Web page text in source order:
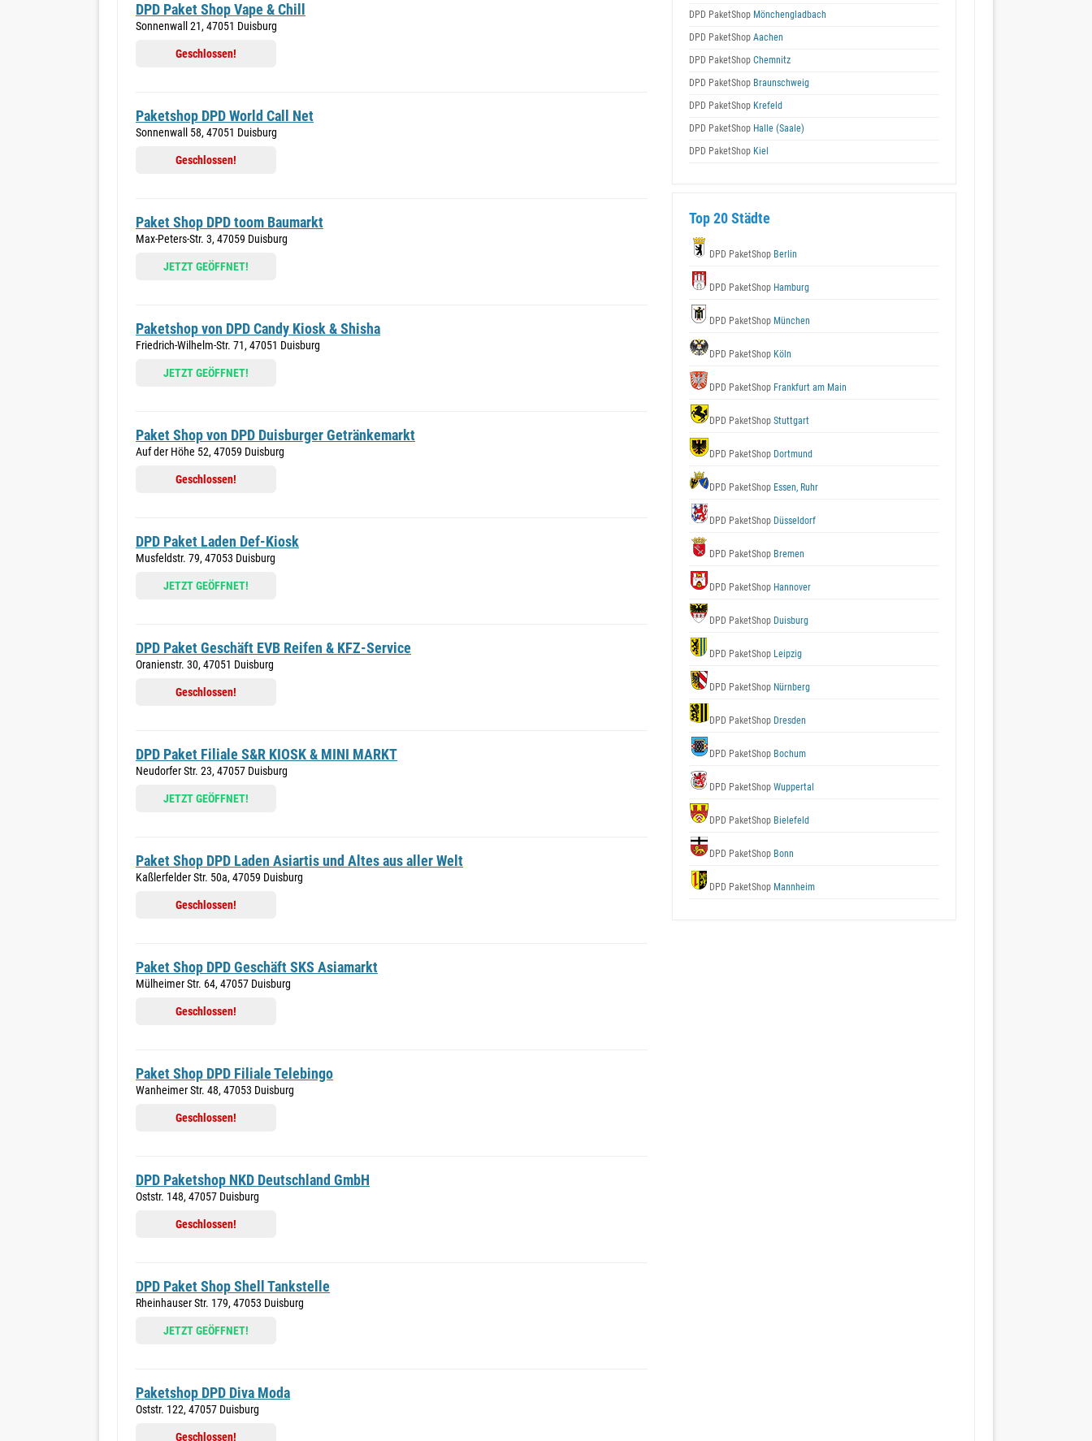
DPD Paket Shop Vape & Chill
Sonnenwall 21, 47051 Duisburg
Geschlossen!
Paketshop DPD World Call Net
Sonnenwall 58, 47051 Duisburg
Geschlossen!
Paket Shop DPD toom Baumarkt
Max-Peters-Str. 3, 47059 Duisburg
JETZT GEÖFFNET!
Paketshop von DPD Candy Kiosk & Shisha
Friedrich-Wilhelm-Str. 71, 47051 Duisburg
JETZT GEÖFFNET!
Paket Shop von DPD Duisburger Getränkemarkt
Auf der Höhe 52, 47059 Duisburg
Geschlossen!
DPD Paket Laden Def-Kiosk
Musfeldstr. 79, 47053 Duisburg
JETZT GEÖFFNET!
DPD Paket Geschäft EVB Reifen & KFZ-Service
Oranienstr. 30, 47051 Duisburg
Geschlossen!
DPD Paket Filiale S&R KIOSK & MINI MARKT
Neudorfer Str. 23, 47057 Duisburg
JETZT GEÖFFNET!
Paket Shop DPD Laden Asiartis und Altes aus aller Welt
Kaßlerfelder Str. 50a, 47059 Duisburg
Geschlossen!
Paket Shop DPD Geschäft SKS Asiamarkt
Mülheimer Str. 64, 47057 Duisburg
Geschlossen!
Paket Shop DPD Filiale Telebingo
Wanheimer Str. 48, 47053 Duisburg
Geschlossen!
DPD Paketshop NKD Deutschland GmbH
Oststr. 148, 47057 Duisburg
Geschlossen!
DPD Paket Shop Shell Tankstelle
Rheinhauser Str. 179, 47053 Duisburg
JETZT GEÖFFNET!
Paketshop DPD Diva Moda
Oststr. 122, 47057 Duisburg
Geschlossen!
DPD PaketShop Mönchengladbach
DPD PaketShop Aachen
DPD PaketShop Chemnitz
DPD PaketShop Braunschweig
DPD PaketShop Krefeld
DPD PaketShop Halle (Saale)
DPD PaketShop Kiel
Top 20 Städte
DPD PaketShop Berlin
DPD PaketShop Hamburg
DPD PaketShop München
DPD PaketShop Köln
DPD PaketShop Frankfurt am Main
DPD PaketShop Stuttgart
DPD PaketShop Dortmund
DPD PaketShop Essen, Ruhr
DPD PaketShop Düsseldorf
DPD PaketShop Bremen
DPD PaketShop Hannover
DPD PaketShop Duisburg
DPD PaketShop Leipzig
DPD PaketShop Nürnberg
DPD PaketShop Dresden
DPD PaketShop Bochum
DPD PaketShop Wuppertal
DPD PaketShop Bielefeld
DPD PaketShop Bonn
DPD PaketShop Mannheim